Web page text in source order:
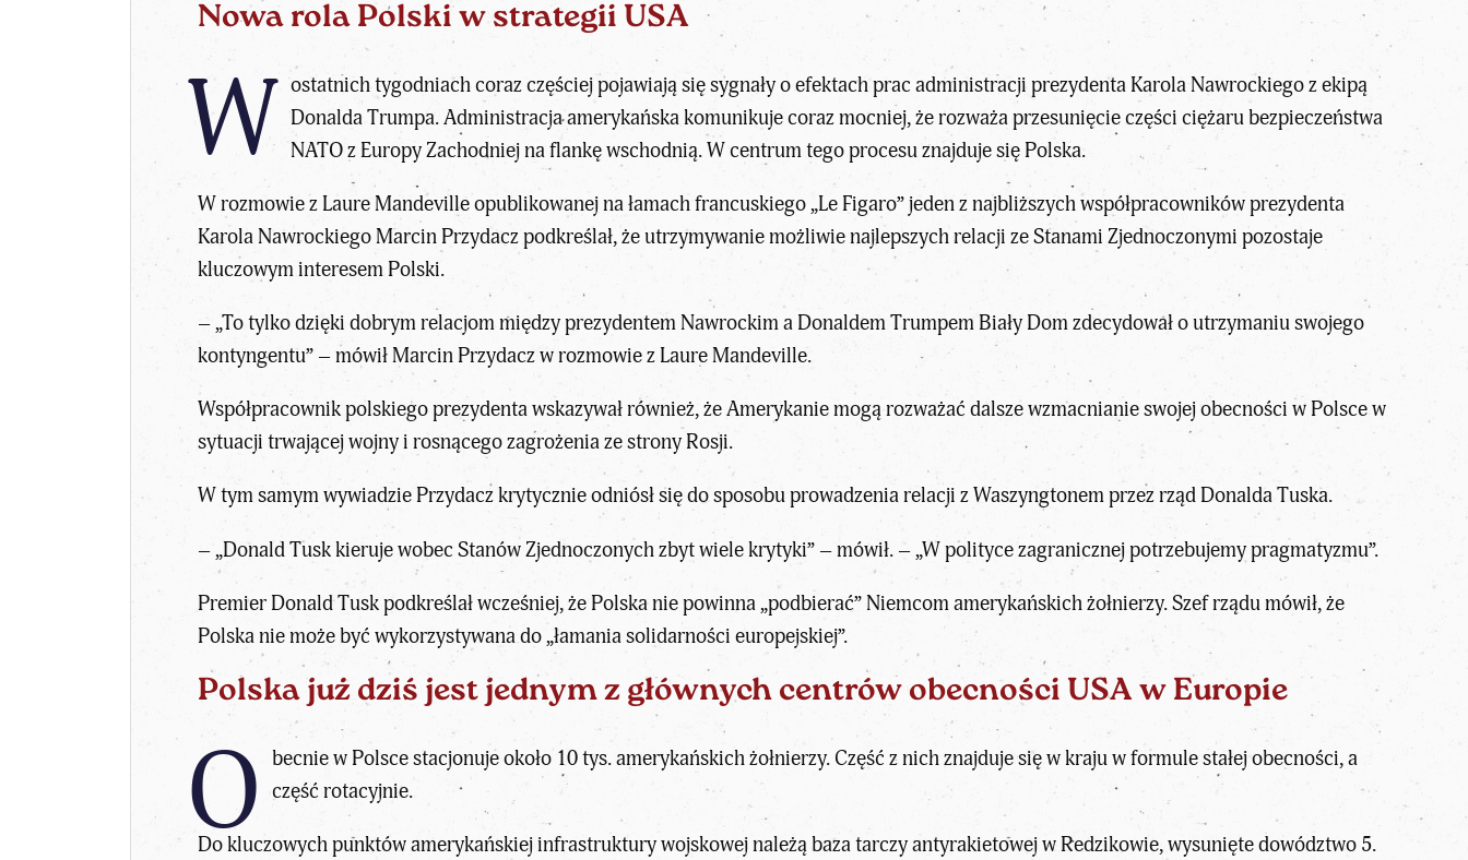
Nowa rola Polski w strategii USA
W ostatnich tygodniach coraz częściej pojawiają się sygnały o efektach prac administracji prezydenta Karola Nawrockiego z ekipą
Donalda Trumpa. Administracja amerykańska komunikuje coraz mocniej, że rozważa przesunięcie części ciężaru bezpieczeństwa
NATO z Europy Zachodniej na flankę wschodnią. W centrum tego procesu znajduje się Polska.
Wrozmowie z Laure Mandeville opublikowanej na łamach francuskiego „Le Figaro” jeden z najbliższych współpracowników prezydenta
Karola Nawrockiego Marcin Przydaczpodkreślał, że utrzymywanie możliwie najlepszych relacji ze Stanami Zjednoczonymi pozostaje
kluczowym interesem Polski.
– „To tylko dzięki dobrym relacjom między prezydentem Nawrockim a Donaldem Trumpem Biały Dom zdecydował o utrzymaniu swojego
kontyngentu” – mówił Marcin Przydacz w rozmowie z Laure Mandeville.
Współpracownik polskiego prezydenta wskazywał również, że Amerykanie mogą rozważać dalsze wzmacnianie swojej obecności w Polsce w
sytuacji trwającej wojny i rosnącego zagrożenia ze strony Rosji.
W tym samym wywiadzie Przydacz krytycznie odniósł się do sposobu prowadzenia relacji z Waszyngtonem przez rząd Donalda Tuska.
– „Donald Tusk kieruje wobec Stanów Zjednoczonych zbyt wiele krytyki” – mówił. – „W polityce zagranicznej potrzebujemy pragmatyzmu”.
Premier Donald Tusk podkreślał wcześniej, że Polska nie powinna „podbierać” Niemcom amerykańskich żołnierzy. Szef rządu mówił, że
Polska nie może być wykorzystywana do „łamania solidarności europejskiej”.
Polska już dziś jest jednym z głównych centrów obecności USA w Europie
O becnie w Polsce stacjonuje około 10 tys. amerykańskich żołnierzy. Część z nich znajduje się w kraju w formule stałej obecności, a
część rotacyjnie.
Do kluczowych punktów amerykańskiej infrastruktury wojskowej należą baza tarczy antyrakietowej w Redzikowie, wysunięte dowództwo 5.